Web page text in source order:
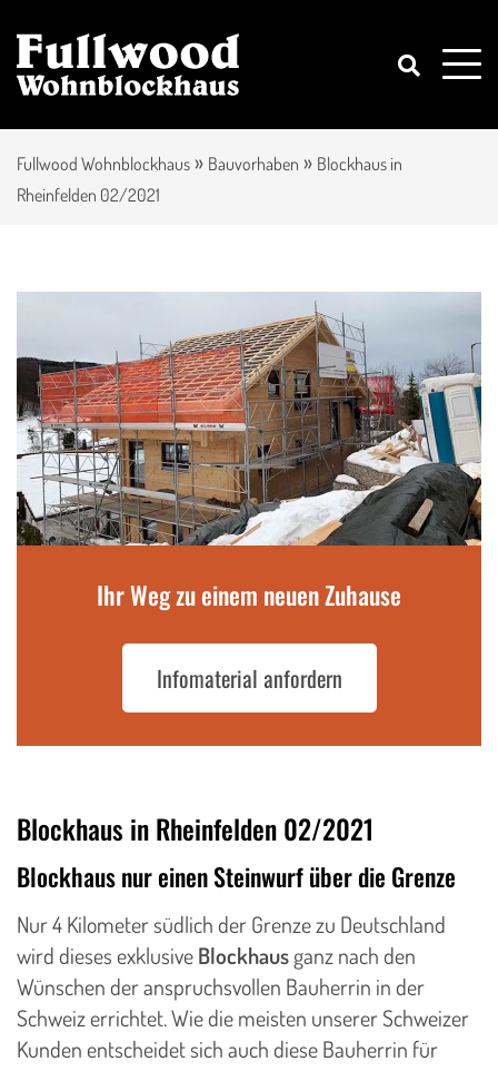
Fullwood Wohnblockhaus » Bauvorhaben » Blockhaus in
Rheinfelden 02/2021
Ihr Weg zu einem neuen Zuhause
Infomaterial anfordern
Blockhaus in Rheinfelden 02/2021
Blockhaus nur einen Steinwurf über die Grenze
Nur 4 Kilometer südlich der Grenze zu Deutschland
wird dieses exklusiveBlockhausganz nach den
Wünschen der anspruchsvollen Bauherrin in der
Schweiz errichtet. Wie die meisten unserer Schweizer
Kunden entscheidet sich auch diese Bauherrin für